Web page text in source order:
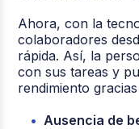
Ahora, con la
colaboradores
rápida. Así, la
con sus tareas y
rendimiento
Ausencia de